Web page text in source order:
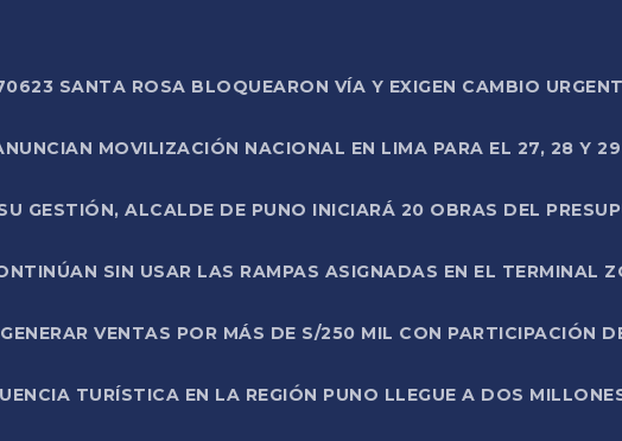
SANTA ROSA BLOQUEARON VÍA Y EXIGEN CAMBIO
MOVILIZACIÓN NACIONAL EN LIMA PARA EL 27, 28 Y
GESTIÓN, ALCALDE DE PUNO INICIARÁ 20 OBRAS DEL
SIN USAR LAS RAMPAS ASIGNADAS EN EL TERMINAL
VENTAS POR MÁS DE S/250 MIL CON PARTICIPACIÓN
TURÍSTICA EN LA REGIÓN PUNO LLEGUE A DOS